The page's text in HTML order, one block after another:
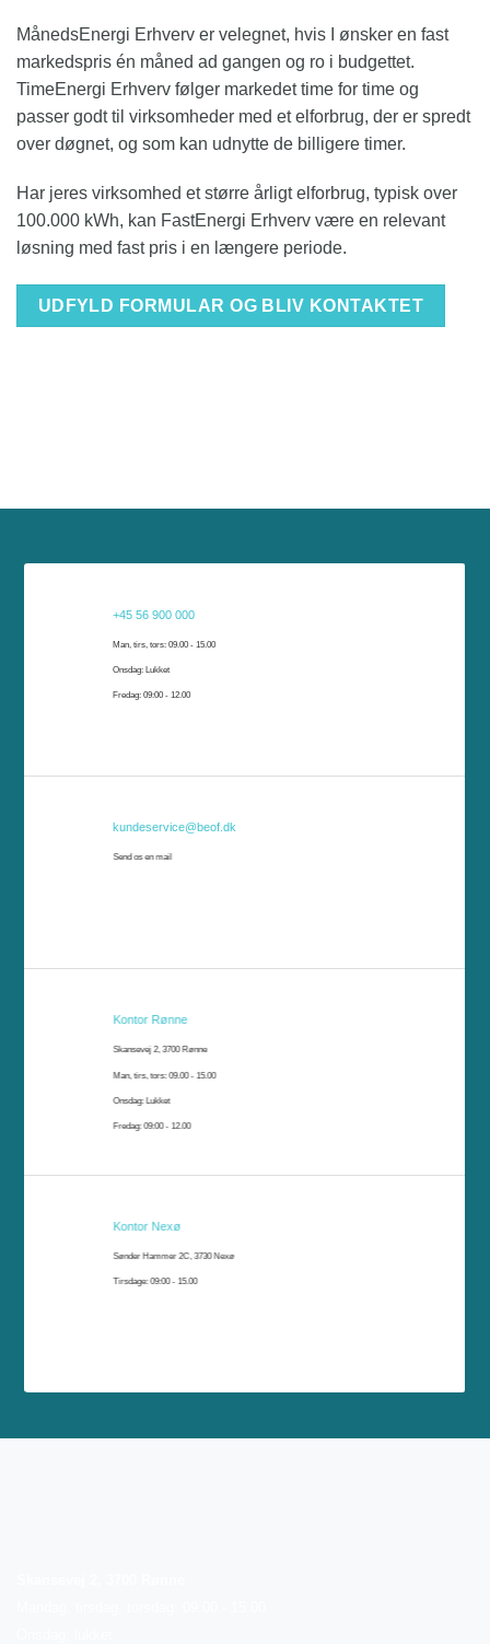
MånedsEnergi Erhverv er velegnet, hvis I ønsker en fast
markedspris én måned ad gangen og ro i budgettet.
TimeEnergi Erhverv følger markedet time for time og
passer godt til virksomheder med et elforbrug, der er spredt
over døgnet, og som kan udnytte de billigere timer.
Har jeres virksomhed et større årligt elforbrug, typisk over
100.000 kWh, kan FastEnergi Erhverv være en relevant
løsning med fast pris i en længere periode.
UDFYLD FORMULAR OG BLIV KONTAKTET
mail eller komme forbi vores kundeservice i Rønne eller Nexø.
+45 56 900 000
Man, tirs, tors: 09.00 - 15.00
Onsdag: Lukket
Fredag: 09:00 - 12.00
kundeservice@beof.dk
Send os en mail
Kontor Rønne
Skansevej 2, 3700 Rønne
Man, tirs, tors: 09.00 - 15.00
Onsdag: Lukket
Fredag: 09:00 - 12.00
Kontor Nexø
Sønder Hammer 2C, 3730 Nexø
Tirsdage: 09:00 - 15.00